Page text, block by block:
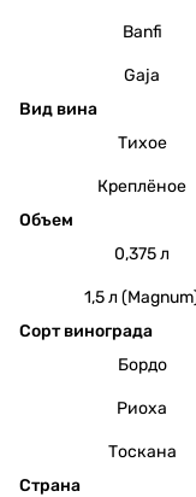
Banfi
Gaja
Вид вина
Тихое
Креплёное
Объем
0,375 л
1,5 л
Сорт винограда
Бордо
Риоха
Тоскана
Страна